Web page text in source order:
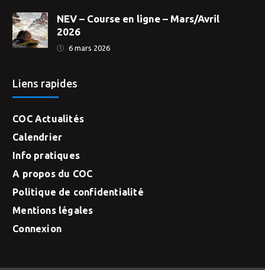
NEV – Course en ligne – Mars/Avril
2026
6 mars 2026
Liens rapides
COC Actualités
Calendrier
Info pratiques
A propos du COC
Politique de confidentialité
Mentions légales
Connexion